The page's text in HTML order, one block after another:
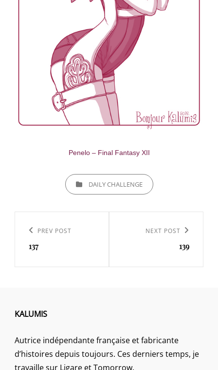
Penelo – Final Fantasy XII
CATEGORIESDAILY CHALLENGE
l’article
Previous
Post
PREV POST
137
NEXT POST
139
KALUMIS
Autrice indépendante française et fabricante
d’histoires depuis toujours. Ces derniers temps, je
travaille sur Ligare et Tomorrow.